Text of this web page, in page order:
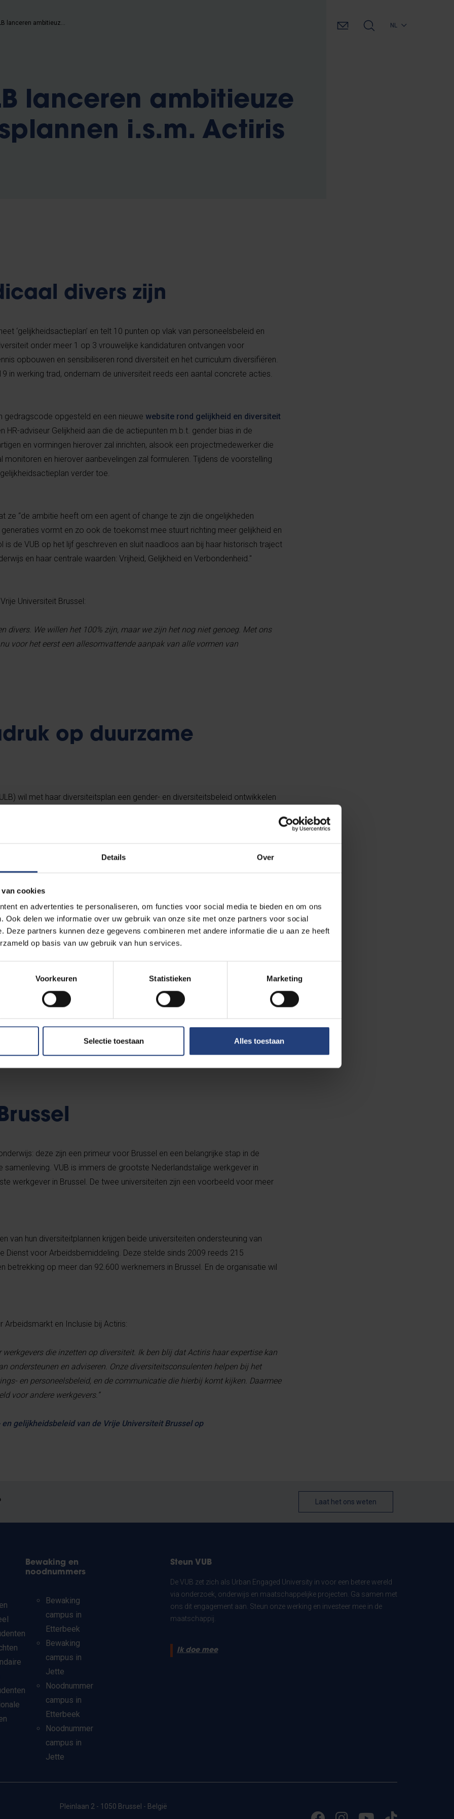
Details Over
cookies
en advertenties te personaliseren, om functies voor social media te bieden en om ons
Ook delen we informatie over uw gebruik van onze site met onze partners voor social
Deze partners kunnen deze gegevens combineren met andere informatie die u aan ze heeft
op basis van uw gebruik van hun services.
Voorkeuren Statistieken Marketing
Selectie toestaan Alles toestaan
NL
lanceren ambitieuze
i.s.m. Actiris
divers zijn
‘gelijkheidsactieplan’ en telt 10 punten op vlak van personeelsbeleid en
onder meer 1 op 3 vrouwelijke kandidaturen ontvangen voor
opbouwen en sensibiliseren rond diversiteit en het curriculum diversifiëren.
in werking trad, ondernam de universiteit reeds een aantal concrete acties.
gedragscode opgesteld en een nieuwe website rond gelijkheid en diversiteit
HR-adviseur Gelijkheid aan die de actiepunten m.b.t. gender bias in de
en vormingen hierover zal inrichten, alsook een projectmedewerker die
monitoren en hierover aanbevelingen zal formuleren. Tijdens de voorstelling
verder toe.
ze “de ambitie heeft om een agent of change te zijn die ongelijkheden
vormt en zo ook de toekomst mee stuurt richting meer gelijkheid en
is de VUB op het lijf geschreven en sluit naadloos aan bij haar historisch traject
en haar centrale waarden: Vrijheid, Gelijkheid en Verbondenheid."
Universiteit Brussel:
divers. We willen het 100% zijn, maar we zijn het nog niet genoeg. Met ons
voor het eerst een allesomvattende aanpak van alle vormen van
op duurzame
wil met haar diversiteitsplan een gender- en diversiteitsbeleid ontwikkelen
ook het wettelijk kader naleven en overtreffen.
bestaande beleidslijnen en maatregelen en werden er acties voorgesteld die
binnen een organisatie vraagt om een permanente inspanning. De uitdaging
te zorgen dat de vooruitgang die geboekt wordt, duurzaam is en blijft.
deze zijn een primeur voor Brussel en een ​​belangrijke stap in de
samenleving. VUB is immers de grootste Nederlandstalige werkgever in
werkgever in Brussel. De twee universiteiten zijn een voorbeeld voor meer
van hun diversiteitplannen krijgen beide universiteiten ondersteuning van
Dienst voor Arbeidsbemiddeling. Deze stelde sinds 2009 reeds 215
betrekking op meer dan 92.600 werknemers in Brussel. En de organisatie wil
Arbeidsmarkt en Inclusie bij Actiris:
werkgevers die inzetten op diversiteit. Ik ben blij dat Actiris haar expertise kan
ondersteunen en adviseren. Onze diversiteitsconsulenten helpen bij het
en personeelsbeleid, en de communicatie die hierbij komt kijken. Daarmee
voor andere werkgevers.”
gelijkheidsbeleid van de Vrije Universiteit Brussel op
Laat het ons weten
Bewaking en
noodnummers
Bewaking
campus in
Etterbeek
Bewaking
campus in
Jette
Noodnummer
campus in
Etterbeek
Noodnummer
campus in
Jette
Steun VUB
De VUB zet zich als Urban Engaged University in voor een betere wereld
via onderzoek, onderwijs en maatschappelijke projecten. Ga samen met
ons dit engagement aan. Steun onze werking en investeer mee in de
maatschappij.
Ik doe mee
Pleinlaan 2 - 1050 Brussel - België